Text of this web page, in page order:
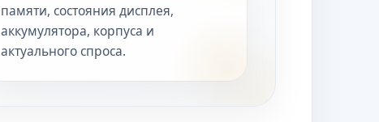
памяти, состояния дисплея,
аккумулятора, корпуса и
актуального спроса.